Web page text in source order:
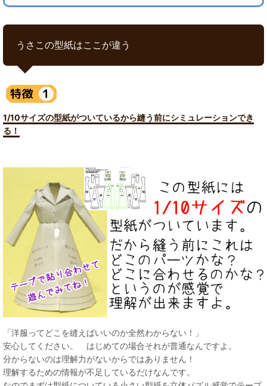
うさこの型紙はここが違う
1/10サイズの型紙がついているから縫う前にシミュレーションでき
る！
「洋服ってどこを縫えばいいのか全然わからない！」
安心してください。 はじめての場合それが普通なんですよ。
分からないのは理解力がないからではありません！
理解するための情報が不足しているだけなんです。